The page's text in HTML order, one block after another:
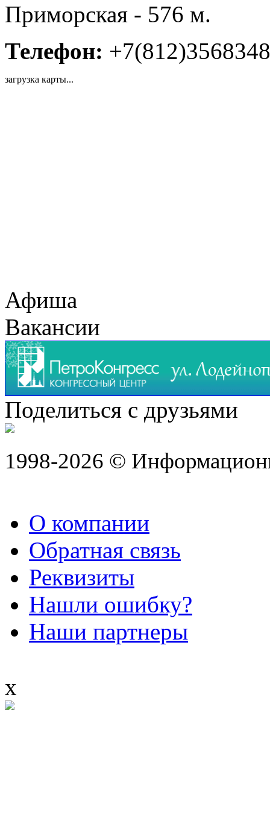
Приморская - 576 м.
Телефон: +7(812)3568348
загрузка карты...
Афиша
Вакансии
Поделиться с друзьями
1998-2026 ©
О компании
Обратная связь
Реквизиты
Нашли ошибку?
Наши партнеры
x